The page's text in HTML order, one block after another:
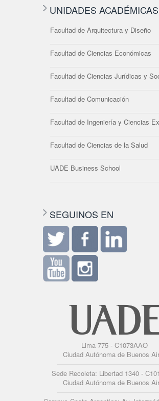
UNIDADES ACADÉMICAS
Facultad de Arquitectura y Diseño
Facultad de Ciencias Económicas
Facultad de Ciencias Jurídicas y
Facultad de Comunicación
Facultad de Ingeniería y Ciencias
Facultad de Ciencias de la Salud
UADE Business School
SEGUINOS EN
Lima 775 - C1073AAO
Ciudad Autónoma de Buenos
Sede Recoleta: Libertad 1340 -
Ciudad Autónoma de Buenos